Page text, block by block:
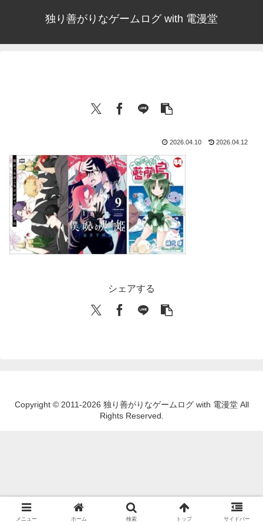
独り善がりなゲームログ with 電漫堂
2026.04.10 2026.04.12
シェアする
Copyright © 2011-2026 独り善がりなゲームログ with 電漫堂 All
Rights Reserved.
メニュー ホーム 検索 トップ サイドバー